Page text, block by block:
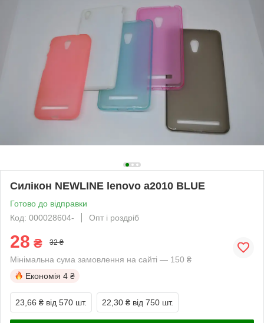
Силікон NEWLINE lenovo a2010 BLUE
Готово до відправки
Код: 000028604-
Опт і роздріб
28 ₴ 32 ₴
Мінімальна сума замовлення на сайті — 150 ₴
Економія 4 ₴
23,66 ₴ від 570 шт. 22,30 ₴ від 750 шт.